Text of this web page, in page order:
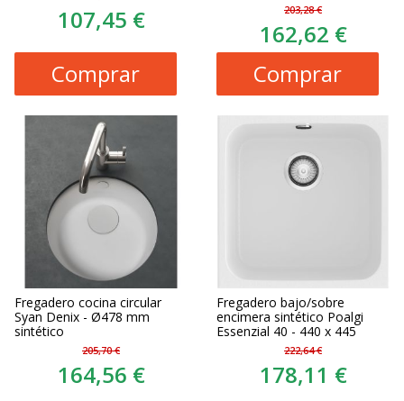
107,45 €
Comprar
203,28 €
162,62 €
Comprar
Fregadero cocina circular
Syan Denix - Ø478 mm
sintético
205,70 €
164,56 €
Fregadero bajo/sobre
encimera sintético Poalgi
Essenzial 40 - 440 x 445
222,64 €
178,11 €